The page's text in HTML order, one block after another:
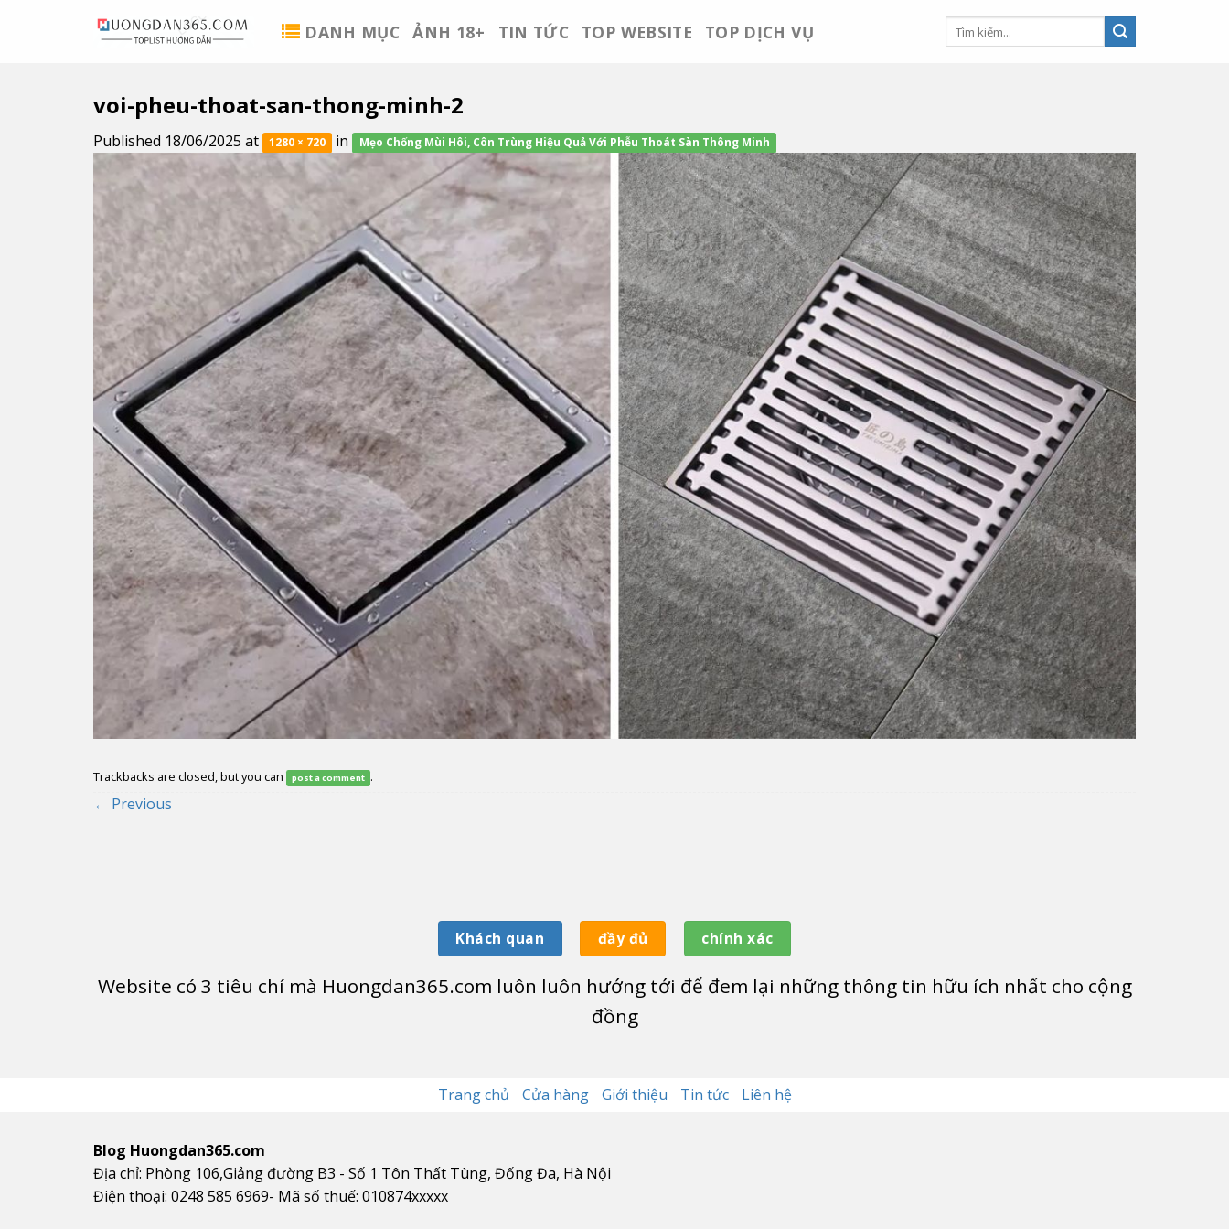
DANH MỤC ẢNH 18+ TIN TỨC TOP WEBSITE TOP DỊCH VỤ
voi-pheu-thoat-san-thong-minh-2
Published 18/06/2025 at 1280 × 720 in Mẹo Chống Mùi Hôi, Côn Trùng Hiệu Quả Với Phễu Thoát Sàn Thông Minh
Trackbacks are closed, but you can post a comment .
← Previous
Khách quan đầy đủ chính xác
Website có 3 tiêu chí mà Huongdan365.com luôn luôn hướng tới để đem lại những thông tin hữu ích nhất cho cộng
đồng
Trang chủ Cửa hàng Giới thiệu Tin tức Liên hệ
Blog Huongdan365.com
Địa chỉ: Phòng 106,Giảng đường B3 - Số 1 Tôn Thất Tùng, Đống Đa, Hà Nội
Điện thoại: 0248 585 6969- Mã số thuế: 010874xxxxx